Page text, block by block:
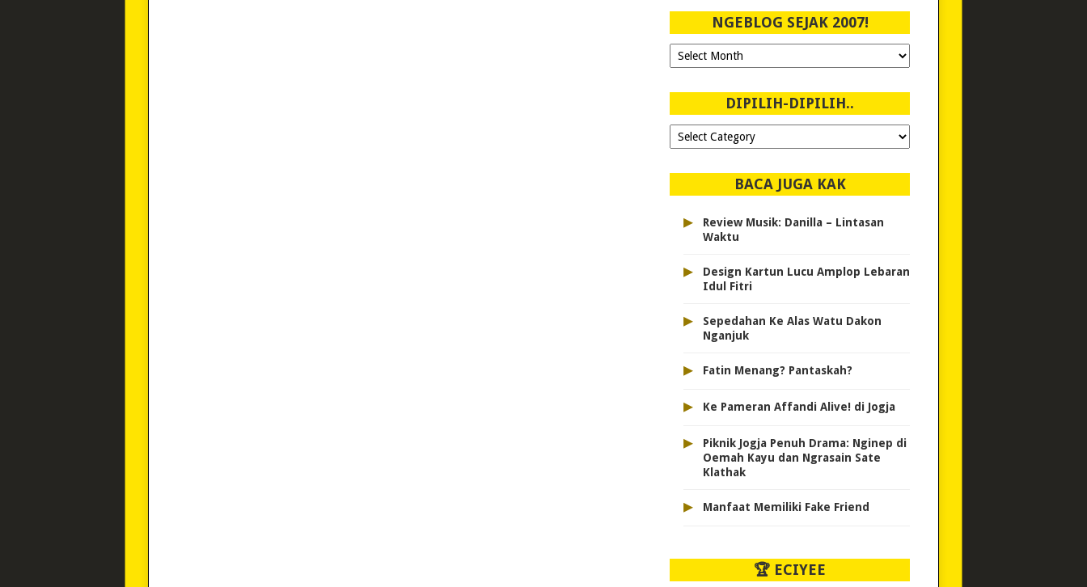
NGEBLOG SEJAK 2007!
Ngeblog
Sejak
DIPILIH-DIPILIH..
Dipilih-
dipilih..
BACA JUGA KAK
▸
Review Musik: Danilla – Lintasan
Waktu
▸
Design Kartun Lucu Amplop Lebaran
Idul Fitri
▸
Sepedahan Ke Alas Watu Dakon
Nganjuk
▸ Fatin Menang? Pantaskah?
▸ Ke Pameran Affandi Alive! di Jogja
▸
Piknik Jogja Penuh Drama: Nginep di
Oemah Kayu dan Ngrasain Sate
Klathak
▸ Manfaat Memiliki Fake Friend
🏆 ECIYEE